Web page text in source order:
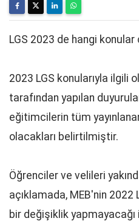
LGS 2023 de hangi konular
2023 LGS konularıyla ilgili
tarafından yapılan
eğitimcilerin tüm
olacakları belirtilmiştir.
Öğrenciler ve velileri
açıklamada, MEB'nin 2022
bir değişiklik